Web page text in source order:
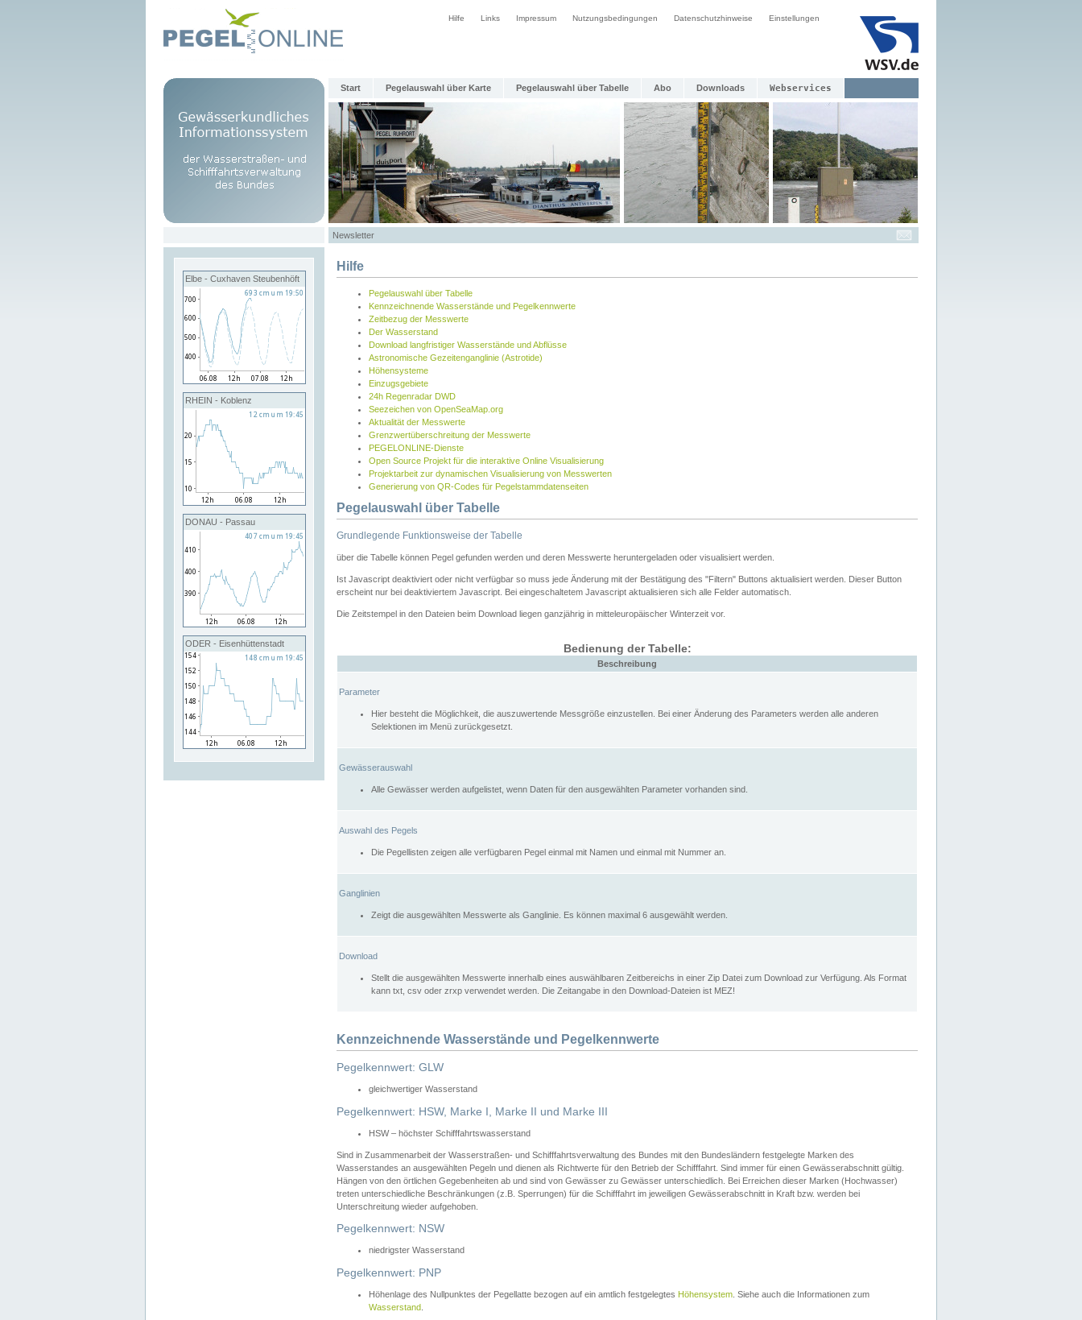
Hilfe Links Impressum Nutzungsbedingungen Datenschutzhinweise Einstellungen
Start Pegelauswahl über Karte Pegelauswahl über Tabelle Abo Downloads Webservices
Newsletter
Elbe - Cuxhaven Steubenhöft
RHEIN - Koblenz
DONAU - Passau
ODER - Eisenhüttenstadt
Hilfe
Pegelauswahl über Tabelle
Kennzeichnende Wasserstände und Pegelkennwerte
Zeitbezug der Messwerte
Der Wasserstand
Download langfristiger Wasserstände und Abflüsse
Astronomische Gezeitenganglinie (Astrotide)
Höhensysteme
Einzugsgebiete
24h Regenradar DWD
Seezeichen von OpenSeaMap.org
Aktualität der Messwerte
Grenzwertüberschreitung der Messwerte
PEGELONLINE-Dienste
Open Source Projekt für die interaktive Online Visualisierung
Projektarbeit zur dynamischen Visualisierung von Messwerten
Generierung von QR-Codes für Pegelstammdatenseiten
Pegelauswahl über Tabelle
Grundlegende Funktionsweise der Tabelle
über die Tabelle können Pegel gefunden werden und deren Messwerte heruntergeladen oder visualisiert werden.
Ist Javascript deaktiviert oder nicht verfügbar so muss jede Änderung mit der Bestätigung des "Filtern" Buttons aktualisiert werden. Dieser Button
erscheint nur bei deaktiviertem Javascript. Bei eingeschaltetem Javascript aktualisieren sich alle Felder automatisch.
Die Zeitstempel in den Dateien beim Download liegen ganzjährig in mitteleuropäischer Winterzeit vor.
Bedienung der Tabelle:
Beschreibung
Parameter
Hier besteht die Möglichkeit, die auszuwertende Messgröße einzustellen. Bei einer Änderung des Parameters werden alle anderen
Selektionen im Menü zurückgesetzt.
Gewässerauswahl
Alle Gewässer werden aufgelistet, wenn Daten für den ausgewählten Parameter vorhanden sind.
Auswahl des Pegels
Die Pegellisten zeigen alle verfügbaren Pegel einmal mit Namen und einmal mit Nummer an.
Ganglinien
Zeigt die ausgewählten Messwerte als Ganglinie. Es können maximal 6 ausgewählt werden.
Download
Stellt die ausgewählten Messwerte innerhalb eines auswählbaren Zeitbereichs in einer Zip Datei zum Download zur Verfügung. Als Format
kann txt, csv oder zrxp verwendet werden. Die Zeitangabe in den Download-Dateien ist MEZ!
Kennzeichnende Wasserstände und Pegelkennwerte
Pegelkennwert: GLW
gleichwertiger Wasserstand
Pegelkennwert: HSW, Marke I, Marke II und Marke III
HSW – höchster Schifffahrtswasserstand
Sind in Zusammenarbeit der Wasserstraßen- und Schifffahrtsverwaltung des Bundes mit den Bundesländern festgelegte Marken des
Wasserstandes an ausgewählten Pegeln und dienen als Richtwerte für den Betrieb der Schifffahrt. Sind immer für einen Gewässerabschnitt gültig.
Hängen von den örtlichen Gegebenheiten ab und sind von Gewässer zu Gewässer unterschiedlich. Bei Erreichen dieser Marken (Hochwasser)
treten unterschiedliche Beschränkungen (z.B. Sperrungen) für die Schifffahrt im jeweiligen Gewässerabschnitt in Kraft bzw. werden bei
Unterschreitung wieder aufgehoben.
Pegelkennwert: NSW
niedrigster Wasserstand
Pegelkennwert: PNP
Höhenlage des Nullpunktes der Pegellatte bezogen auf ein amtlich festgelegtes Höhensystem . Siehe auch die Informationen zum
Wasserstand